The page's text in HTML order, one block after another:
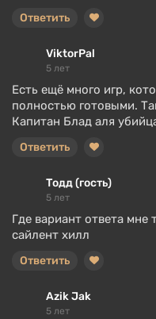
Ответить
ViktorPal
5 лет
Есть ещё много игр,
полностью готовыми.
Капитан Блад аля
Ответить
Тодд (гость)
5 лет
Где вариант ответа мне
сайлент хилл
Ответить
Azik Jak
5 лет